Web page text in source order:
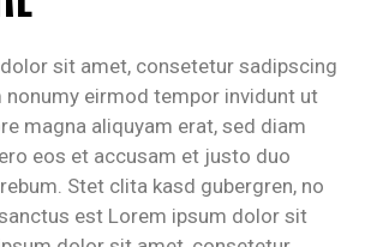
sit amet, consetetur sadipscing
nonumy eirmod tempor invidunt ut
magna aliquyam erat, sed diam
eos et accusam et justo duo
Stet clita kasd gubergren, no
est Lorem ipsum dolor sit